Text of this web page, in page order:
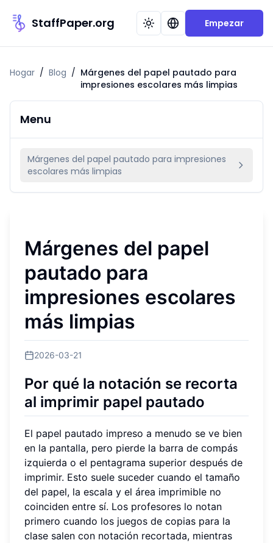
StaffPaper.org Empezar
Hogar / Blog / Márgenes del papel pautado para
impresiones escolares más limpias
Menu
Márgenes del papel pautado para impresiones
escolares más limpias
Márgenes del papel
pautado para
impresiones escolares
más limpias
2026-03-21
Por qué la notación se recorta
al imprimir papel pautado
El papel pautado impreso a menudo se ve bien
en la pantalla, pero pierde la barra de compás
izquierda o el pentagrama superior después de
imprimir. Esto suele suceder cuando el tamaño
del papel, la escala y el área imprimible no
coinciden entre sí. Los profesores lo notan
primero cuando los juegos de copias para la
clase salen con notación recortada, mientras